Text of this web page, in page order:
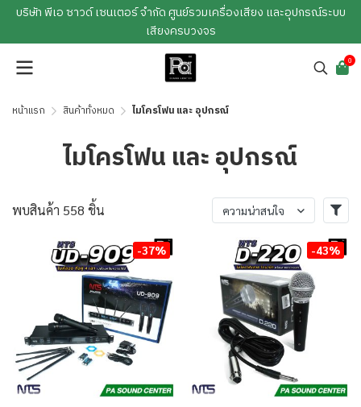
บริษัท พีเอ ซาวด์ เซนเตอร์ จำกัด ศูนย์รวมเครื่องเสียง และอุปกรณ์ระบบ
เสียงครบวงจร
0
หน้าแรก สินค้าทั้งหมด ไมโครโฟน และ อุปกรณ์
ไมโครโฟน และ อุปกรณ์
พบสินค้า 558 ชิ้น ความน่าสนใจ
-37% -43%